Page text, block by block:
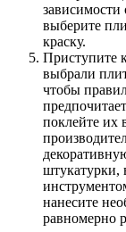
зависимости
выберите
краску.
Приступите
выбрали
чтобы
поклейте их
штукатурки,
нанесите
равномерно